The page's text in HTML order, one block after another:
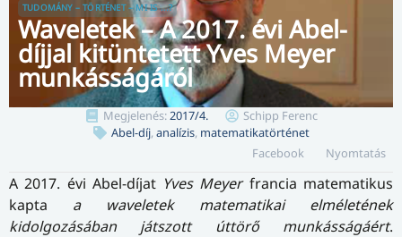
TUDOMÁNY – TÖRTÉNET – MI IS ...?
Waveletek – A 2017. évi Abel-
díjjal kitüntetett Yves Meyer
munkásságáról
Megjelenés:2017/4.
Schipp Ferenc
Abel-díj, analízis, matematikatörténet
Facebook
Nyomtatás
A 2017. évi Abel-díjat Yves Meyerfrancia matematikus
kapta a waveletek matematikai elméletének
kidolgozásában játszott úttörő munkásságáért.